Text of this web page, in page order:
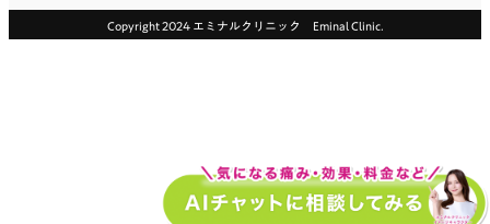
Copyright 2024 エミナルクリニック Eminal Clinic.